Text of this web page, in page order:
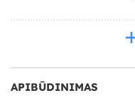
APIBŪDINIMAS